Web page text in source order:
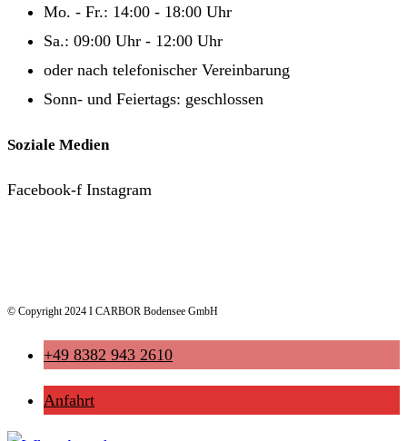
Mo. - Fr.: 14:00 - 18:00 Uhr
Sa.: 09:00 Uhr - 12:00 Uhr
oder nach telefonischer Vereinbarung
Sonn- und Feiertags: geschlossen
Soziale Medien
Facebook-f Instagram
© Copyright 2024 I CARBOR Bodensee GmbH
+49 8382 943 2610
Anfahrt